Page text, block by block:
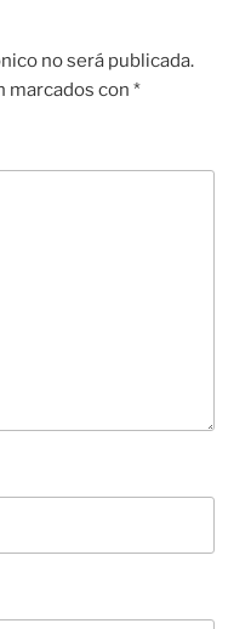
no será publicada.
marcados con *